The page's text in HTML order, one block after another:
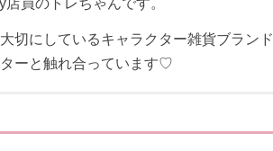
切にしているキャラクター雑貨ブランド
ーと触れ合っています♡